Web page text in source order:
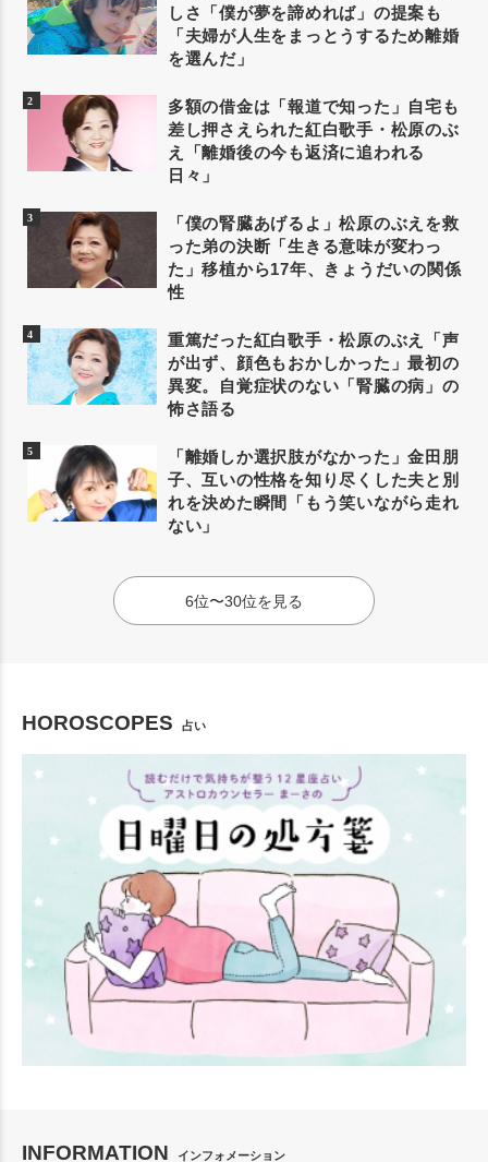
しさ「僕が夢を諦めれば」の提案も
「夫婦が人生をまっとうするため離婚
を選んだ」
多額の借金は「報道で知った」自宅も
差し押さえられた紅白歌手・松原のぶ
え「離婚後の今も返済に追われる
日々」
「僕の腎臓あげるよ」松原のぶえを救
った弟の決断「生きる意味が変わっ
た」移植から17年、きょうだいの関係
性
重篤だった紅白歌手・松原のぶえ「声
が出ず、顔色もおかしかった」最初の
異変。自覚症状のない「腎臓の病」の
怖さ語る
「離婚しか選択肢がなかった」金田朋
子、互いの性格を知り尽くした夫と別
れを決めた瞬間「もう笑いながら走れ
ない」
6位〜30位を見る
HOROSCOPES 占い
INFORMATION インフォメーション